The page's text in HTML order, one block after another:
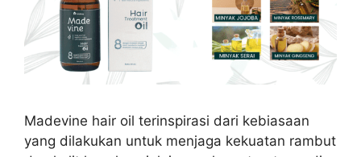
Madevine hair oil terinspirasi dari kebiasaan
yang dilakukan untuk menjaga kekuatan rambut